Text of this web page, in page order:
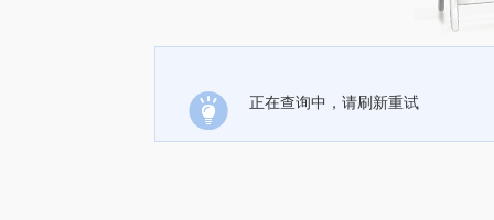
正在查询中，请刷新重试